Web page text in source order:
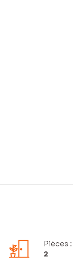
Pièces :
2